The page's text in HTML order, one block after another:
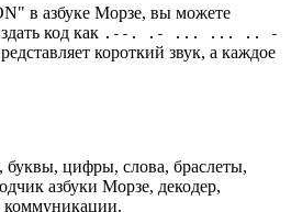
в азбуке Морзе, вы можете
код как .--. .- ... ... .. -
короткий звук, а каждое
буквы, цифры, слова, браслеты,
азбуки Морзе, декодер,
коммуникации.